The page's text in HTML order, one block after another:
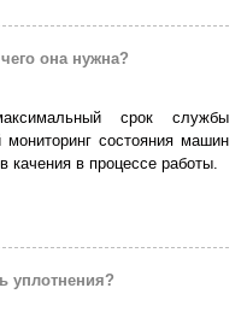
она нужна?
срок службы
состояния машин
качения в процессе работы.
уплотнения?